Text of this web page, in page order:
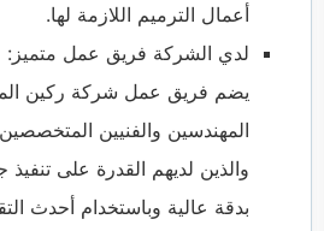
أعمال الترميم اللازمة لها.
لدي الشركة فريق عمل متميز:
يضم فريق عمل شركة ركين
المهندسين والفنيين
والذين لديهم القدرة على تنفيذ
بدقة عالية وباستخدام أحدث